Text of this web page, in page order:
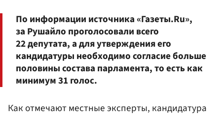
По информации источника «Газеты.Ru»,
за Рушайло проголосовали всего
22 депутата, а для утверждения его
кандидатуры необходимо согласие больше
половины состава парламента, то есть как
минимум 31 голос.
Как отмечают местные эксперты, кандидатура